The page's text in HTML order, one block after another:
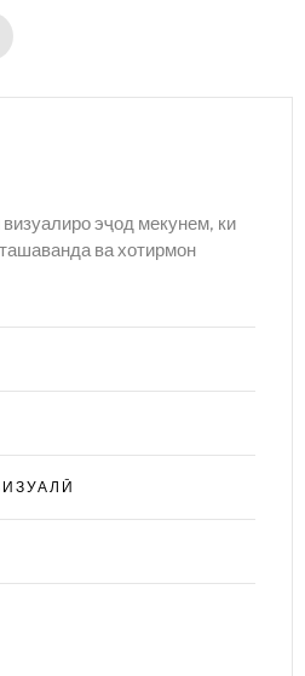
асосӣ
такрормешуда
эҷод мекунем, ки
ва хотирмон